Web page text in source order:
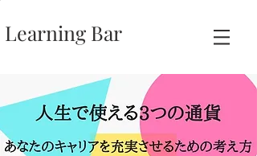
Learning Bar